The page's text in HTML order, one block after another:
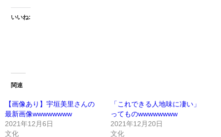
いいね:
関連
【画像あり】宇垣美里さんの
最新画像wwwwwwww
2021年12月6日
文化
「これできる人地味に凄い」
ってものwwwwwwww
2021年12月20日
文化